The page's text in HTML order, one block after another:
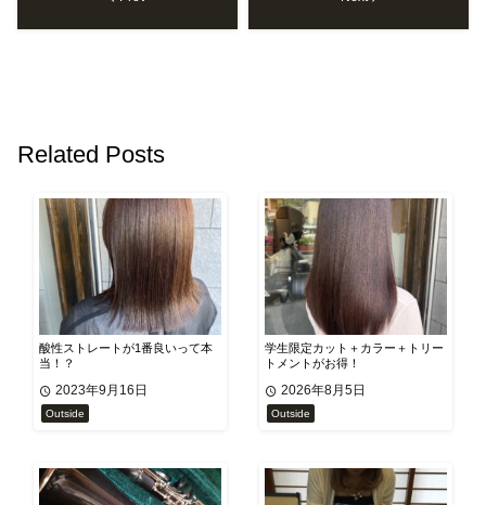
Related Posts
酸性ストレートが1番良いって本
当！？
2023年9月16日
Outside
学生限定カット＋カラー＋トリー
トメントがお得！
2026年8月5日
Outside